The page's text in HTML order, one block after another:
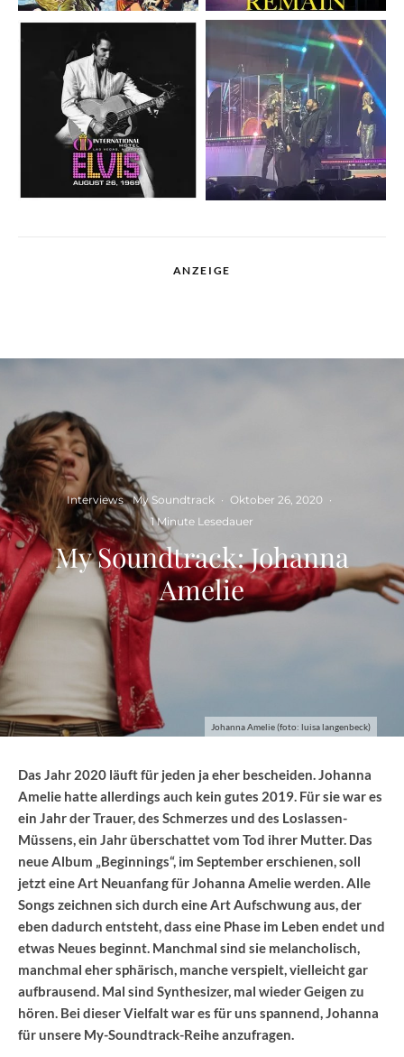
ANZEIGE
Johanna Amelie (foto: luisa langenbeck)
Interviews My Soundtrack · Oktober 26, 2020 ·
1 Minute Lesedauer
My Soundtrack: Johanna
Amelie
Das Jahr 2020 läuft für jeden ja eher bescheiden. Johanna
Amelie hatte allerdings auch kein gutes 2019. Für sie war es
ein Jahr der Trauer, des Schmerzes und des Loslassen-
Müssens, ein Jahr überschattet vom Tod ihrer Mutter. Das
neue Album „Beginnings“, im September erschienen, soll
jetzt eine Art Neuanfang für Johanna Amelie werden. Alle
Songs zeichnen sich durch eine Art Aufschwung aus, der
eben dadurch entsteht, dass eine Phase im Leben endet und
etwas Neues beginnt. Manchmal sind sie melancholisch,
manchmal eher sphärisch, manche verspielt, vielleicht gar
aufbrausend. Mal sind Synthesizer, mal wieder Geigen zu
hören. Bei dieser Vielfalt war es für uns spannend, Johanna
für unsere My-Soundtrack-Reihe anzufragen.